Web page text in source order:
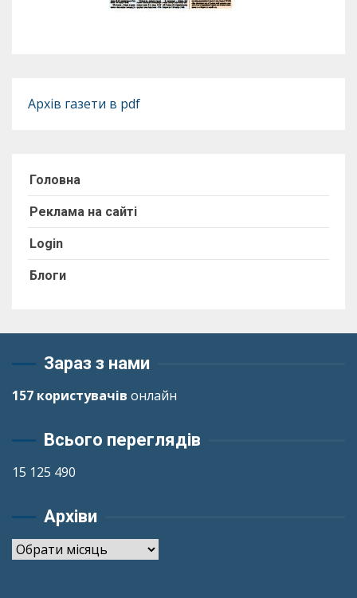
Архів газети в pdf
Головна
Реклама на сайті
Login
Блоги
Зараз з нами
157 користувачів онлайн
Всього переглядів
15 125 490
Архіви
Архіви